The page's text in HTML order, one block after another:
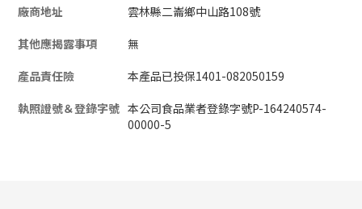
廠商地址
雲林縣二崙鄉中山路108號
其他應揭露事項
無
產品責任險
本產品已投保1401-082050159
執照證號＆登錄字號 本公司食品業者登錄字號P-164240574-
00000-5